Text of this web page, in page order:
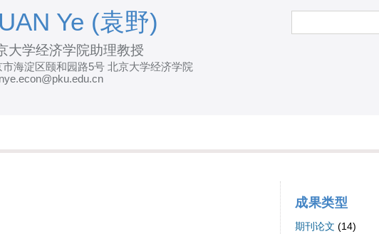
转
到
页
要
Ye (袁野)
大学经济学院助理教授
市海淀区颐和园路5号 北京大学经济学院
成果类型
期刊论文 (14)